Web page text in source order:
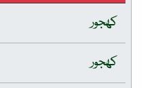
کھجور
کھجور